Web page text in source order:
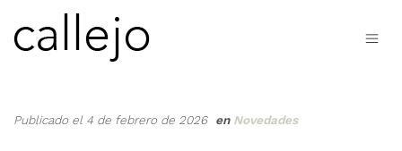
Publicado el 4 de febrero de 2026 en Novedades